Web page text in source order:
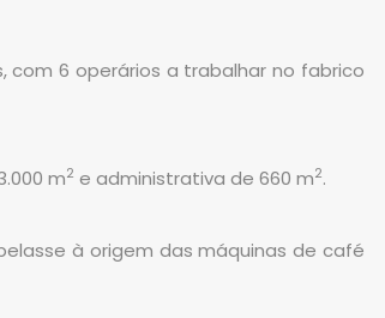
com 6 operários a trabalhar no fabrico
m2 e administrativa de 660 m2.
à origem das máquinas de café